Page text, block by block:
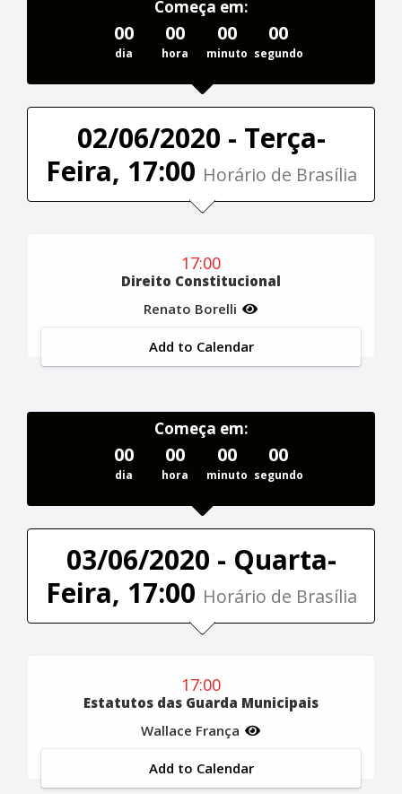
Começa em:
00
dia
00
hora
00
minuto
00
segundo
02/06/2020 - Terça-
Feira, 17:00 Horário de Brasília
17:00
Direito Constitucional
Renato Borelli
Add to Calendar
Começa em:
00
dia
00
hora
00
minuto
00
segundo
03/06/2020 - Quarta-
Feira, 17:00 Horário de Brasília
17:00
Estatutos das Guarda Municipais
Wallace França
Add to Calendar